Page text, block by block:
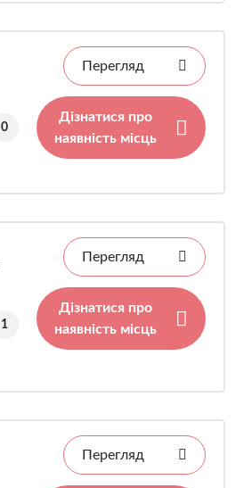
0
Перегляд
Дізнатися про
наявність місць
1
Перегляд
Дізнатися про
наявність місць
Перегляд